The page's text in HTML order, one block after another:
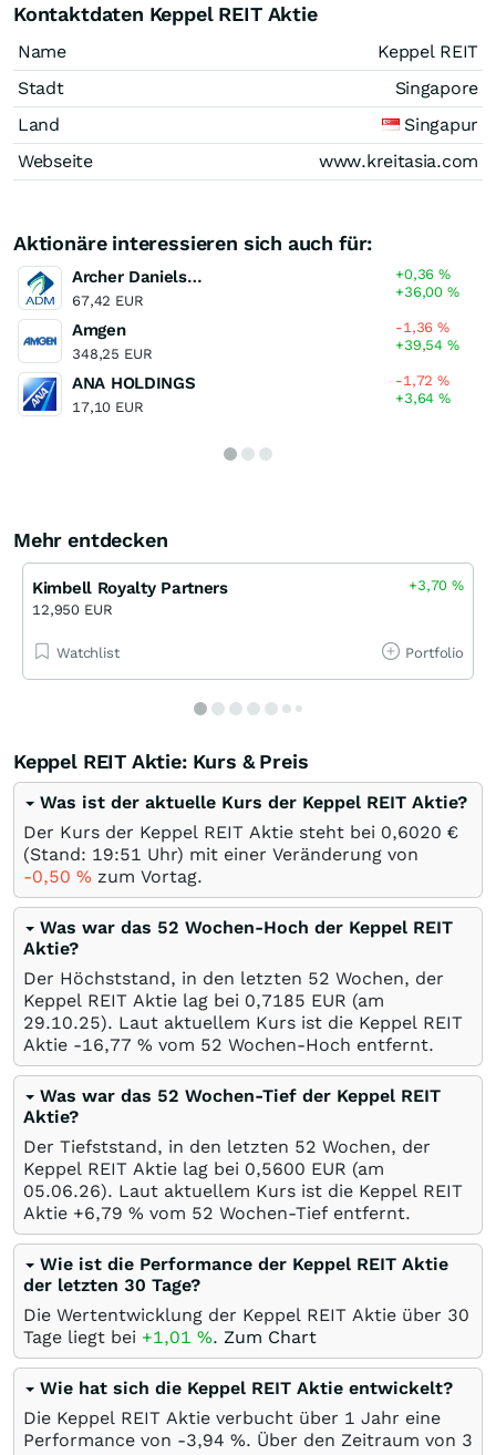
Kontaktdaten Keppel REIT Aktie
Name
Keppel REIT
Stadt
Singapore
Land
Singapur
Webseite
www.kreitasia.com
Aktionäre interessieren sich auch für:
Archer Daniels Midland Company
67,42 EUR
+0,36%
+36,00%
Amgen
348,25 EUR
-1,36%
+39,54%
ANA HOLDINGS
17,10 EUR
-1,72%
+3,64%
Mehr entdecken
Kimbell Royalty Partners
12,950 EUR
+3,70%
Watchlist Portfolio
Keppel REIT Aktie: Kurs & Preis
Was ist der aktuelle Kurs der Keppel REIT Aktie?
Der Kurs der Keppel REIT Aktie steht bei 0,6020 €
(Stand: 19:51 Uhr) mit einer Veränderung von
-0,50 % zum Vortag.
Was war das 52 Wochen-Hoch der Keppel REIT
Aktie?
Der Höchststand, in den letzten 52 Wochen, der
Keppel REIT Aktie lag bei 0,7185 EUR (am
29.10.25). Laut aktuellem Kurs ist die Keppel REIT
Aktie -16,77 % vom 52 Wochen-Hoch entfernt.
Was war das 52 Wochen-Tief der Keppel REIT
Aktie?
Der Tiefststand, in den letzten 52 Wochen, der
Keppel REIT Aktie lag bei 0,5600 EUR (am
05.06.26). Laut aktuellem Kurs ist die Keppel REIT
Aktie +6,79 % vom 52 Wochen-Tief entfernt.
Wie ist die Performance der Keppel REIT Aktie
der letzten 30 Tage?
Die Wertentwicklung der Keppel REIT Aktie über 30
Tage liegt bei +1,01 %. Zum Chart
Wie hat sich die Keppel REIT Aktie entwickelt?
Die Keppel REIT Aktie verbucht über 1 Jahr eine
Performance von -3,94 %. Über den Zeitraum von 3